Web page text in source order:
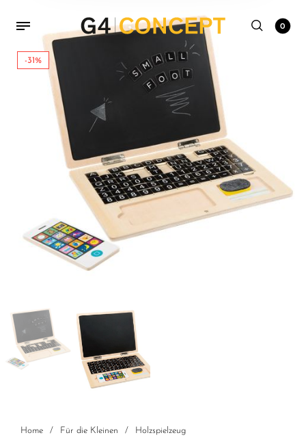
0
-31%
Home / Für die Kleinen / Holzspielzeug